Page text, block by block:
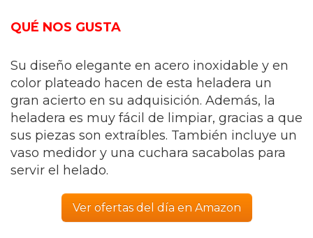
QUÉ NOS GUSTA
Su diseño elegante en acero inoxidable y en
color plateado hacen de esta heladera un
gran acierto en su adquisición. Además, la
heladera es muy fácil de limpiar, gracias a que
sus piezas son extraíbles. También incluye un
vaso medidor y una cuchara sacabolas para
servir el helado.
Ver ofertas del día en Amazon